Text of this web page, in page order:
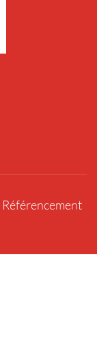
Référencement